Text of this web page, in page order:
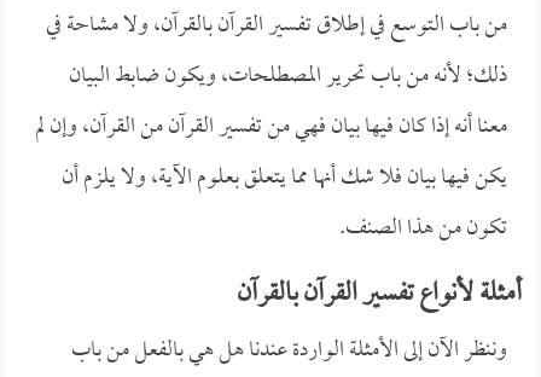
من باب التوسع في إطلاق تفسير القرآن بالقرآن، ولا مشاحة في
ذلك؛ لأنه من باب تحرير المصطلحات، ويكون ضابط البيان
معنا أنه إذا كان فيها بيان فهي من تفسير القرآن من القرآن، وإن لم
يكن فيها بيان فلا شك أنها مما يتعلق بعلوم الآية، ولا يلزم أن
تكون من هذا الصنف.
أمثلة لأنواع تفسير القرآن بالقرآن
وننظر الآن إلى الأمثلة الواردة عندنا هل هي بالفعل من باب